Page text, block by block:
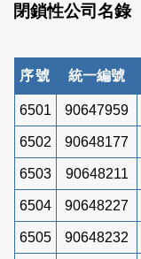
閉鎖性公司名錄
序號 統一編號
6501 90647959
6502 90648177
6503 90648211
6504 90648227
6505 90648232